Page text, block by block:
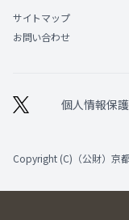
サイトマップ
お問い合わせ
個人情報保
Copyright (C)（公財）京